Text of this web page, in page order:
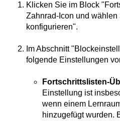
Klicken Sie im Block
Zahnrad-Icon und
konfigurieren".
Im Abschnitt
folgende Einstellungen
Fortschrittslisten-
Einstellung ist
wenn einem
hinzugefügt wurden.